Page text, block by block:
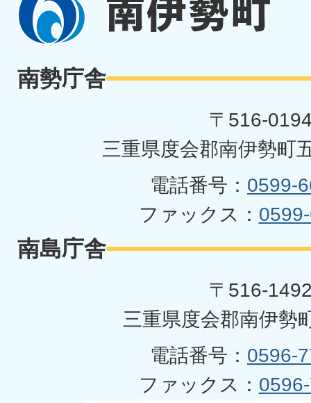
南勢庁舎
〒516-
三重県度会郡南伊勢町
電話番号： 0599-
ファックス：
南島庁舎
〒516-
三重県度会郡南伊勢
電話番号： 0596-
ファックス：